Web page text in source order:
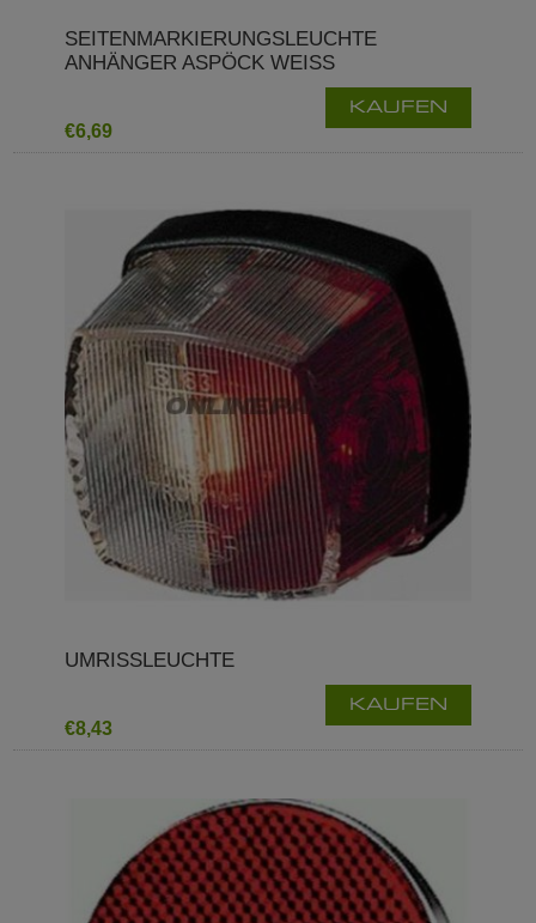
SEITENMARKIERUNGSLEUCHTE
ANHÄNGER ASPÖCK WEISS
€6,69
KAUFEN
UMRISSLEUCHTE
€8,43
KAUFEN